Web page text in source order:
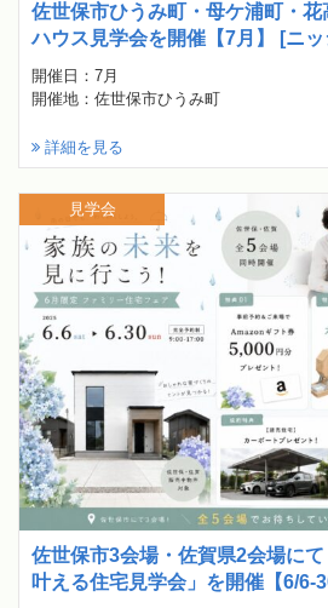
佐世保市ひうみ町・母ケ浦町・
ハウス見学会を開催【7月】 [ニ
開催日：7月
開催地：佐世保市ひうみ町
詳細を見る
佐世保市3会場・佐賀県2会場に
叶える住宅見学会」を開催【6/6-
見学会